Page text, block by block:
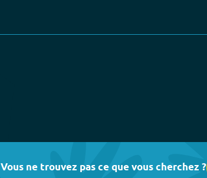
Vous ne trouvez pas ce que vous cherchez ?